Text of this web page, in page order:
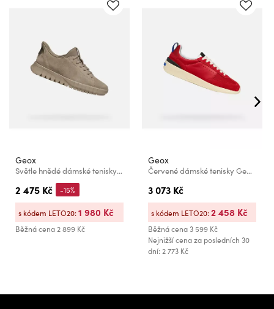
Geox
Světle hnědé dámské tenisky Geox Flextride Plus
2 475 Kč
Běžná cena2 899 Kč
-15%
s kódem LETO20:1 980 Kč
Geox
Červené dámské tenisky Geox Gxrn-02
3 073 Kč
Běžná cena3 599 Kč
Nejnižší cena za posledních 30
dní: 2 773 Kč
s kódem LETO20:2 458 Kč